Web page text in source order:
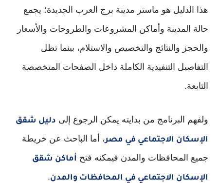
هذا الدليل هو ماستر مدينة برج العرب الجديدة؛ يجمع
حالة المدينة وأماكن المشروعات والطروحات والأسعار
والحجز والنتائج والتخصيص والاستلام، بينما تظل
التفاصيل التنفيذية الكاملة داخل الصفحات المتخصصة
التابعة.
ولفهم البرنامج من بدايته يمكن الرجوع إلى دليل شقق
الإسكان الاجتماعي في مصر، أما الباحث عن خريطة
جميع المحافظات والمدن فيمكنه فتح أماكن شقق
الإسكان الاجتماعي في المحافظات والمدن.